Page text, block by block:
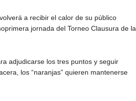
a recibir el calor de su público
jornada del Torneo Clausura de la
adjudicarse los tres puntos y seguir
los “naranjas” quieren mantenerse